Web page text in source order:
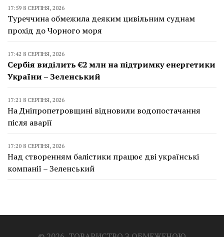
17:59 8 СЕРПНЯ, 2026
Туреччина обмежила деяким цивільним суднам
прохід до Чорного моря
17:42 8 СЕРПНЯ, 2026
Сербія виділить €2 млн на підтримку енергетики
України – Зеленський
17:21 8 СЕРПНЯ, 2026
На Дніпропетровщині відновили водопостачання
після аварії
17:20 8 СЕРПНЯ, 2026
Над створенням балістики працює дві українські
компанії – Зеленський